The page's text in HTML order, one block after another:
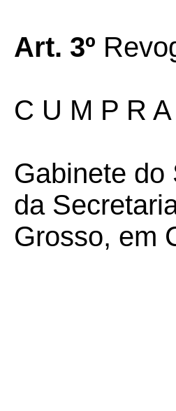
Art. 3º
C U M P R
Gabinete do
da
Grosso, em